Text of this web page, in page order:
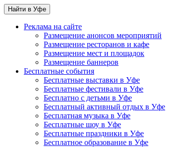
Найти в Уфе
Реклама на сайте
Размещение анонсов мероприятий
Размещение ресторанов и кафе
Размещение мест и площадок
Размещение баннеров
Бесплатные события
Бесплатные выставки в Уфе
Бесплатные фестивали в Уфе
Бесплатно с детьми в Уфе
Бесплатный активный отдых в Уфе
Бесплатная музыка в Уфе
Бесплатные шоу в Уфе
Бесплатные праздники в Уфе
Бесплатное образование в Уфе